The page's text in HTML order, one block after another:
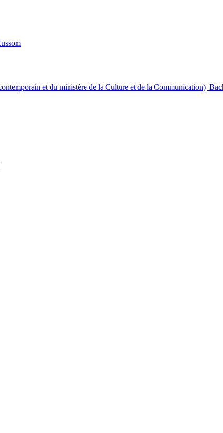
et du ministère de la Culture et de la Communication)